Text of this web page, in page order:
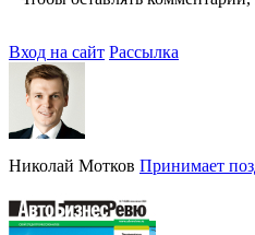
Вход на сайт Рассылка
Николай Мотков Принимает